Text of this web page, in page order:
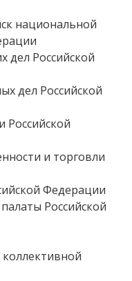
национальной
дел Российской
дел Российской
Российской
и торговли
Федерации
Российской